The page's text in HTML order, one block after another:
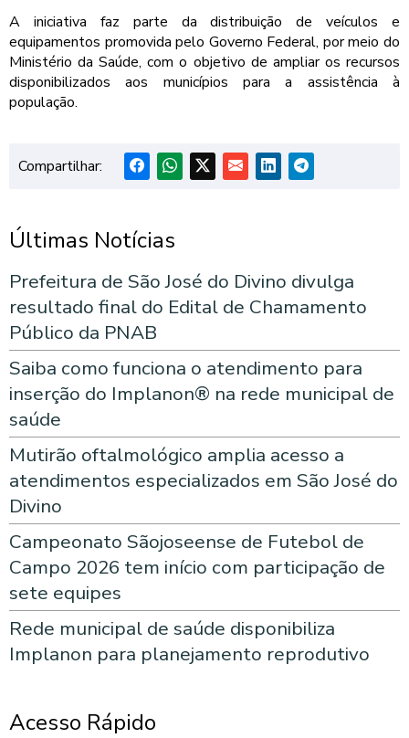
A iniciativa faz parte da distribuição de veículos e
equipamentos promovida pelo Governo Federal, por meio do
Ministério da Saúde, com o objetivo de ampliar os recursos
disponibilizados aos municípios para a assistência à
população.
Compartilhar:
Últimas Notícias
Prefeitura de São José do Divino divulga
resultado final do Edital de Chamamento
Público da PNAB
Saiba como funciona o atendimento para
inserção do Implanon® na rede municipal de
saúde
Mutirão oftalmológico amplia acesso a
atendimentos especializados em São José do
Divino
Campeonato Sãojoseense de Futebol de
Campo 2026 tem início com participação de
sete equipes
Rede municipal de saúde disponibiliza
Implanon para planejamento reprodutivo
Acesso Rápido